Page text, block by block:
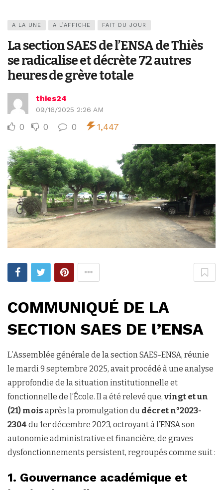
A LA UNE A L’AFFICHE FAIT DU JOUR
La section SAES de l’ENSA de Thiès
se radicalise et décrète 72 autres
heures de grève totale
thies24
09/16/2025 2:26 AM
0 0 0 1,447
COMMUNIQUÉ DE LA
SECTION SAES DE l’ENSA
L’Assemblée générale de la section SAES-ENSA, réunie
le mardi 9 septembre 2025, avait procédé à une analyse
approfondie de la situation institutionnelle et
fonctionnelle de l’École. Il a été relevé que, vingt et un
(21) mois après la promulgation du décret n°2023-
2304 du 1er décembre 2023, octroyant à l’ENSA son
autonomie administrative et financière, de graves
dysfonctionnements persistent, regroupés comme suit :
1. Gouvernance académique et